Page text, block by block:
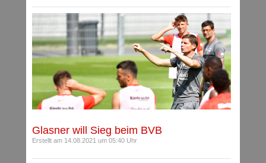
Glasner will Sieg beim BVB
Erstellt am 14.08.2021 um 05:40 Uhr